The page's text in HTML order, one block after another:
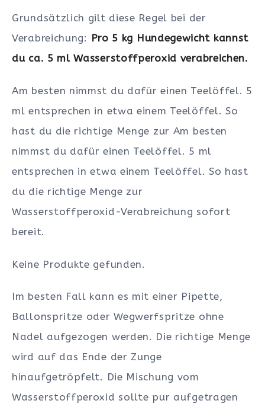
Grundsätzlich gilt diese Regel bei der
Verabreichung: Pro 5 kg Hundegewicht kannst
du ca. 5 ml Wasserstoffperoxid verabreichen.
Am besten nimmst du dafür einen Teelöffel. 5
ml entsprechen in etwa einem Teelöffel. So
hast du die richtige Menge zur Am besten
nimmst du dafür einen Teelöffel. 5 ml
entsprechen in etwa einem Teelöffel. So hast
du die richtige Menge zur
Wasserstoffperoxid-Verabreichung sofort
bereit.
Keine Produkte gefunden.
Im besten Fall kann es mit einer Pipette,
Ballonspritze oder Wegwerfspritze ohne
Nadel aufgezogen werden. Die richtige Menge
wird auf das Ende der Zunge
hinaufgetröpfelt. Die Mischung vom
Wasserstoffperoxid sollte pur aufgetragen